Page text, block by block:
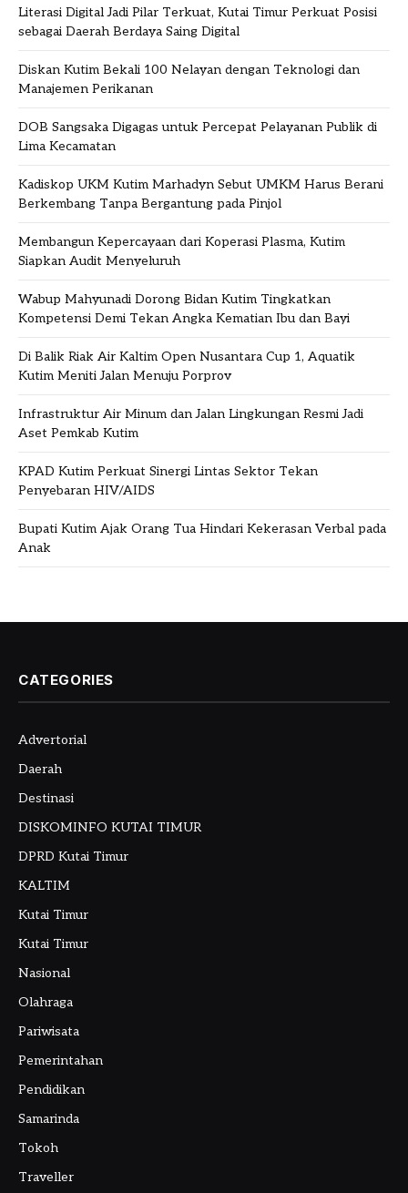
Literasi Digital Jadi Pilar Terkuat, Kutai Timur Perkuat Posisi
sebagai Daerah Berdaya Saing Digital
Diskan Kutim Bekali 100 Nelayan dengan Teknologi dan
Manajemen Perikanan
DOB Sangsaka Digagas untuk Percepat Pelayanan Publik di
Lima Kecamatan
Kadiskop UKM Kutim Marhadyn Sebut UMKM Harus Berani
Berkembang Tanpa Bergantung pada Pinjol
Membangun Kepercayaan dari Koperasi Plasma, Kutim
Siapkan Audit Menyeluruh
Wabup Mahyunadi Dorong Bidan Kutim Tingkatkan
Kompetensi Demi Tekan Angka Kematian Ibu dan Bayi
Di Balik Riak Air Kaltim Open Nusantara Cup 1, Aquatik
Kutim Meniti Jalan Menuju Porprov
Infrastruktur Air Minum dan Jalan Lingkungan Resmi Jadi
Aset Pemkab Kutim
KPAD Kutim Perkuat Sinergi Lintas Sektor Tekan
Penyebaran HIV/AIDS
Bupati Kutim Ajak Orang Tua Hindari Kekerasan Verbal pada
Anak
CATEGORIES
Advertorial
Daerah
Destinasi
DISKOMINFO KUTAI TIMUR
DPRD Kutai Timur
KALTIM
Kutai Timur
Kutai Timur
Nasional
Olahraga
Pariwisata
Pemerintahan
Pendidikan
Samarinda
Tokoh
Traveller